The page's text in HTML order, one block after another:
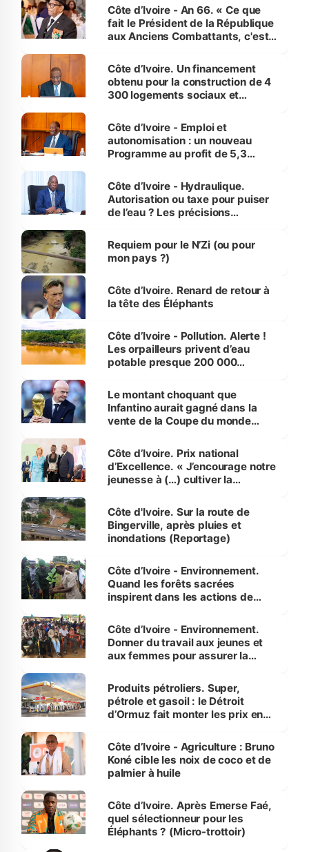
Côte d’Ivoire - An 66. « Ce que
fait le Président de la République
aux Anciens Combattants, c'est
Côte d’Ivoire. Un financement
obtenu pour la construction de 4
300 logements sociaux et
et Yamoussoukro
Côte d’Ivoire - Emploi et
autonomisation : un nouveau
Programme au profit de 5,3
Côte d’Ivoire - Hydraulique.
Autorisation ou taxe pour puiser
de l’eau ? Les précisions
Requiem pour le N’Zi (ou pour
mon pays ?)
Côte d’Ivoire. Renard de retour à
la tête des Éléphants
Côte d’Ivoire - Pollution. Alerte !
Les orpailleurs privent d’eau
potable presque 200 000
Le montant choquant que
Infantino aurait gagné dans la
vente de la Coupe du monde
Côte d’Ivoire. Prix national
d’Excellence. « J’encourage notre
jeunesse à (…) cultiver la
(Alassane Ouattara
Côte d'Ivoire. Sur la route de
Bingerville, après pluies et
inondations (Reportage)
Côte d’Ivoire - Environnement.
Quand les forêts sacrées
inspirent dans les actions de
Côte d’Ivoire - Environnement.
Donner du travail aux jeunes et
aux femmes pour assurer la
menacées
Produits pétroliers. Super,
pétrole et gasoil : le Détroit
d’Ormuz fait monter les prix en
Côte d’Ivoire - Agriculture : Bruno
Koné cible les noix de coco et de
palmier à huile
Côte d’Ivoire. Après Emerse Faé,
quel sélectionneur pour les
Éléphants ? (Micro-trottoir)